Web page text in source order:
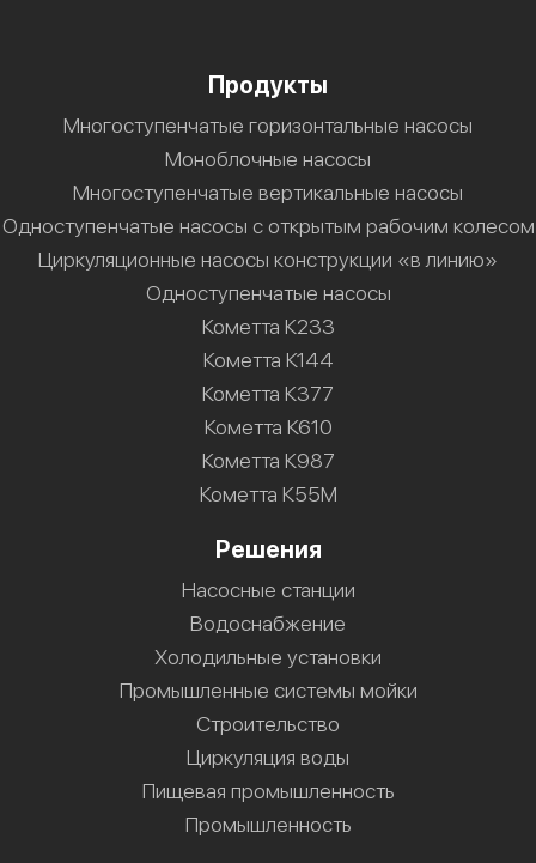
Продукты
Многоступенчатые горизонтальные насосы
Моноблочные насосы
Многоступенчатые вертикальные насосы
Одноступенчатые насосы с открытым рабочим колесом
Циркуляционные насосы конструкции «в линию»
Одноступенчатые насосы
Кометта К233
Кометта К144
Кометта К377
Кометта К610
Кометта К987
Кометта К55М
Решения
Насосные станции
Водоснабжение
Холодильные установки
Промышленные системы мойки
Строительство
Циркуляция воды
Пищевая промышленность
Промышленность